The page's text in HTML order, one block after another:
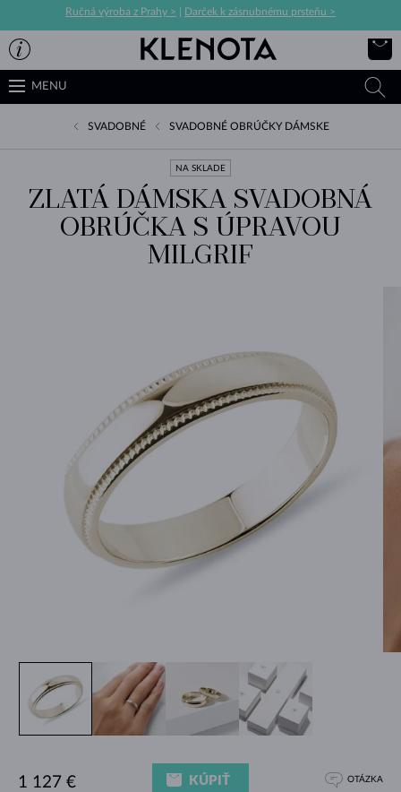
Ručná výroba z Prahy > Darček k zásnubnému prsteňu >
MENU
SVADOBNÉ SVADOBNÉ OBRÚČKY DÁMSKE
NA SKLADE
ZLATÁ DÁMSKA SVADOBNÁ
OBRÚČKA S ÚPRAVOU
MILGRIF
1 127 € KÚPIŤ OTÁZKA